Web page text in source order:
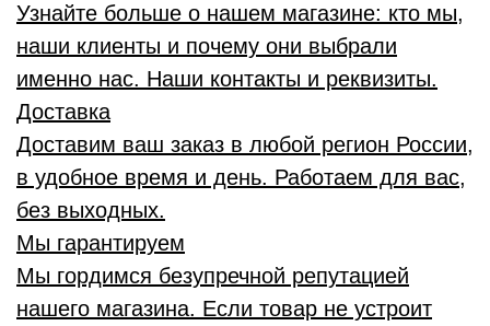
Узнайте больше о нашем магазине: кто мы,
наши клиенты и почему они выбрали
именно нас. Наши контакты и реквизиты.
Доставка
Доставим ваш заказ в любой регион России,
в удобное время и день. Работаем для вас,
без выходных.
Мы гарантируем
Мы гордимся безупречной репутацией
нашего магазина. Если товар не устроит